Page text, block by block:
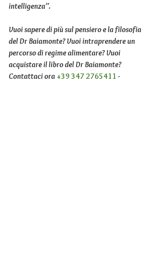
intelligenza”.
Vuoi sapere di più sul pensiero e la filosofia
del Dr Baiamonte? Vuoi intraprendere un
percorso di regime alimentare? Vuoi
acquistare il libro del Dr Baiamonte?
Contattaci ora +39 347 2765411 -